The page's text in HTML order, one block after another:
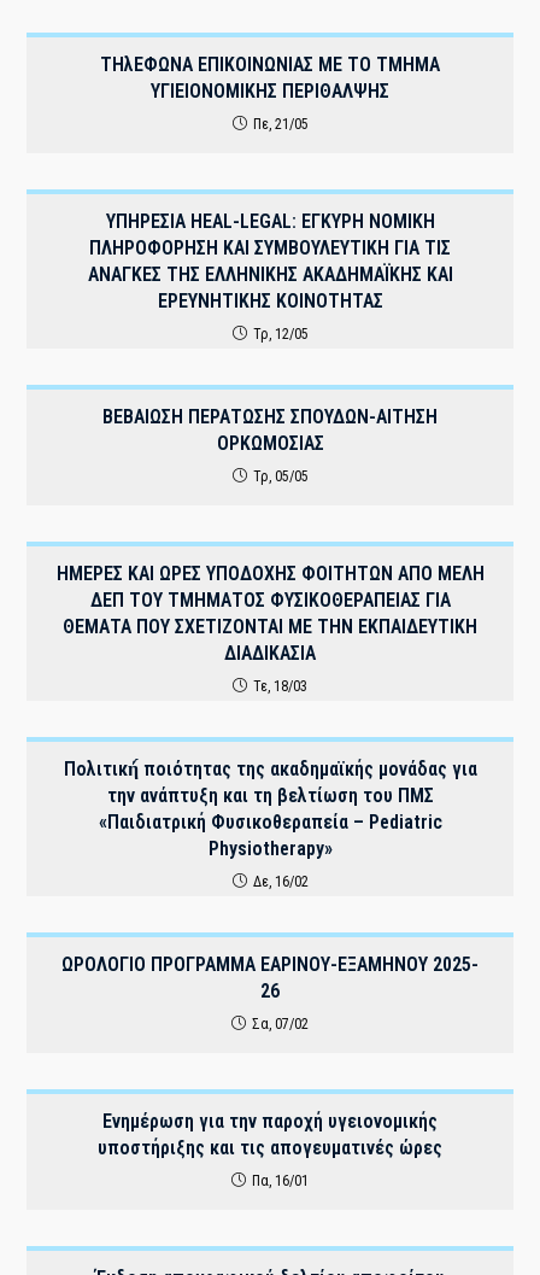
THλΕΦΩΝΑ ΕΠΙΚΟΙΝΩΝΙΑΣ ΜΕ ΤΟ ΤΜΗΜΑ
ΥΓΙΕΙΟΝΟΜΙΚΗΣ ΠΕΡΙΘΑΛΨΗΣ
Πε, 21/05
ΥΠΗΡΕΣΙΑ HEAL-LEGAL: ΕΓΚΥΡΗ ΝΟΜΙΚΗ
ΠΛΗΡΟΦΟΡΗΣΗ ΚΑΙ ΣΥΜΒΟΥΛΕΥΤΙΚΗ ΓΙΑ ΤΙΣ
ΑΝΑΓΚΕΣ ΤΗΣ ΕΛΛΗΝΙΚΗΣ ΑΚΑΔΗΜΑΪΚΗΣ ΚΑΙ
ΕΡΕΥΝΗΤΙΚΗΣ ΚΟΙΝΟΤΗΤΑΣ
Τρ, 12/05
ΒΕΒΑΙΩΣΗ ΠΕΡΑΤΩΣΗΣ ΣΠΟΥΔΩΝ-ΑΙΤΗΣΗ
ΟΡΚΩΜΟΣΙΑΣ
Τρ, 05/05
ΗΜΕΡΕΣ ΚΑΙ ΩΡΕΣ ΥΠΟΔΟΧΗΣ ΦΟΙΤΗΤΩΝ ΑΠΟ ΜΕΛΗ
ΔΕΠ ΤΟΥ ΤΜΗΜΑΤΟΣ ΦΥΣΙΚΟΘΕΡΑΠΕΙΑΣ ΓΙΑ
ΘΕΜΑΤΑ ΠΟΥ ΣΧΕΤΙΖΟΝΤΑΙ ΜΕ ΤΗΝ ΕΚΠΑΙΔΕΥΤΙΚΗ
ΔΙΑΔΙΚΑΣΙΑ
Τε, 18/03
Πολιτική́ ποιότητας της ακαδημαϊκής μονάδας για
την ανάπτυξη και τη βελτίωση του ΠΜΣ
«Παιδιατρική Φυσικοθεραπεία – Pediatric
Physiotherapy»
Δε, 16/02
ΩΡΟΛΟΓΙΟ ΠΡΟΓΡΑΜΜΑ EAΡΙΝΟΥ-ΕΞΑΜΗΝΟΥ 2025-
26
Σα, 07/02
Ενημέρωση για την παροχή υγειονομικής
υποστήριξης και τις απογευματινές ώρες
Πα, 16/01